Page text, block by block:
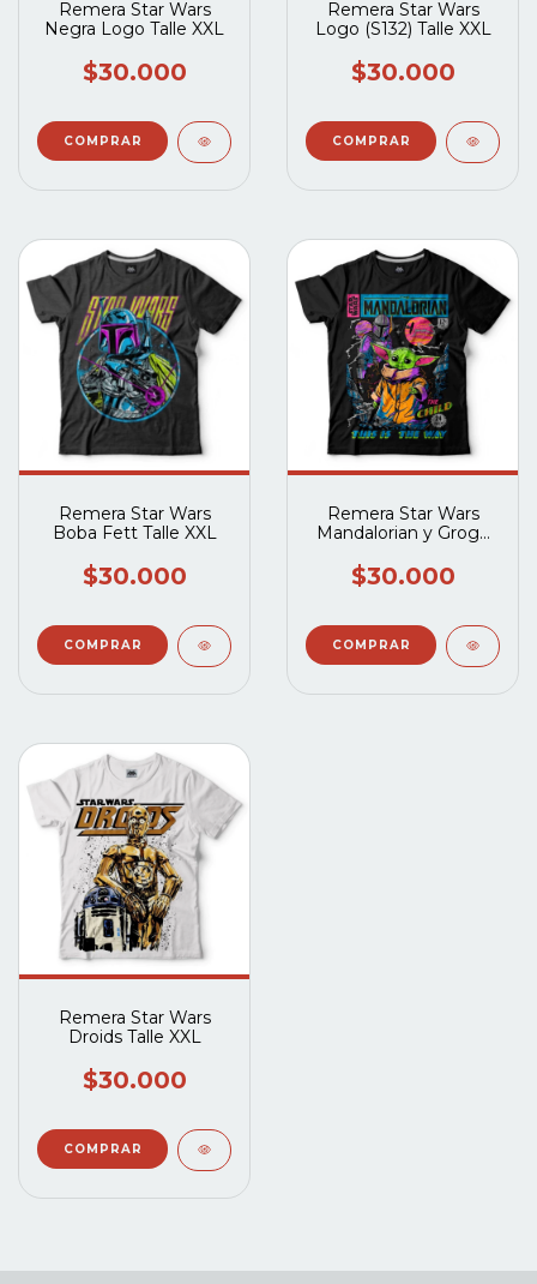
Remera Star Wars
Negra Logo Talle XXL
$30.000
Remera Star Wars
Logo (S132) Talle XXL
$30.000
Remera Star Wars
Boba Fett Talle XXL
$30.000
Remera Star Wars
Mandalorian y Grogu
$30.000
Remera Star Wars
Droids Talle XXL
$30.000